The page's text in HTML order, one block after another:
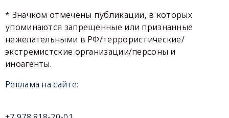
* Значком отмечены публикации, в которых
упоминаются запрещенные или признанные
нежелательными в РФ/террористические/
экстремистские организации/персоны и
иноагенты.
Реклама на сайте: